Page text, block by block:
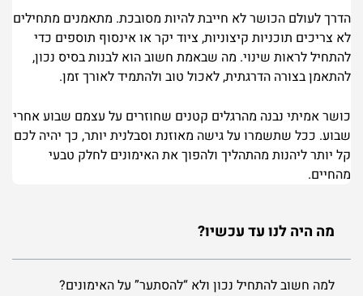
הדרך לעולם הכושר לא חייבת להיות מסובכת. מתאמנים מתחילים
לא צריכים תוכניות קיצוניות, ציוד יקר או אינסוף תוספים כדי
להתחיל לראות שינוי. מה שבאמת חשוב הוא לבנות בסיס נכון,
להתאמן בצורה הדרגתית, לאכול טוב ולהתמיד לאורך זמן.
כושר אמיתי נבנה מהרגלים קטנים שחוזרים על עצמם שבוע אחרי
שבוע. ככל שתשמרו על גישה מאוזנת וסבלנית יותר, כך יהיה לכם
קל יותר ליהנות מהתהליך ולהפוך את האימונים לחלק טבעי
מהחיים.
מה היה לנו עד עכשיו?
למה חשוב להתחיל נכון ולא “להסתער” על האימונים?